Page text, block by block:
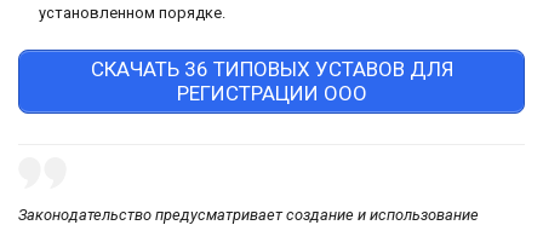
установленном порядке.
СКАЧАТЬ 36 ТИПОВЫХ УСТАВОВ ДЛЯ
РЕГИСТРАЦИИ ООО
Законодательство предусматривает создание и использование